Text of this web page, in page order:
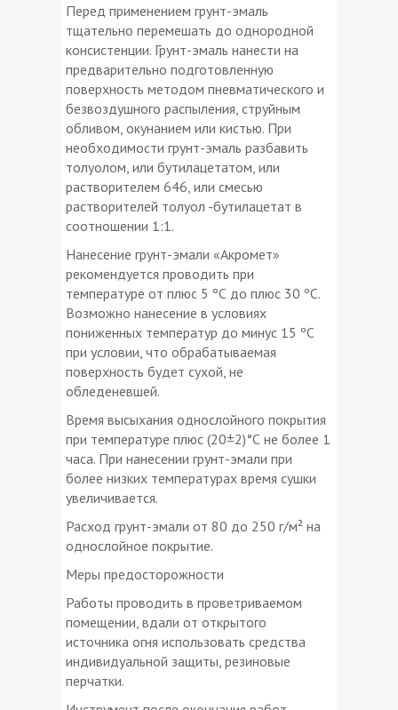
Перед применением грунт-эмаль
тщательно перемешать до однородной
консистенции. Грунт-эмаль нанести на
предварительно подготовленную
поверхность методом пневматического и
безвоздушного распыления, струйным
обливом, окунанием или кистью. При
необходимости грунт-эмаль разбавить
толуолом, или бутилацетатом, или
растворителем 646, или смесью
растворителей толуол -бутилацетат в
соотношении 1:1.
Нанесение грунт-эмали «Акромет»
рекомендуется проводить при
температуре от плюс 5 ºС до плюс 30 ºС.
Возможно нанесение в условиях
пониженных температур до минус 15 ºС
при условии, что обрабатываемая
поверхность будет сухой, не
обледеневшей.
Время высыхания однослойного покрытия
при температуре плюс (20±2)°С не более 1
часа. При нанесении грунт-эмали при
более низких температурах время сушки
увеличивается.
Расход грунт-эмали от 80 до 250 г/м² на
однослойное покрытие.
Меры предосторожности
Работы проводить в проветриваемом
помещении, вдали от открытого
источника огня использовать средства
индивидуальной защиты, резиновые
перчатки.